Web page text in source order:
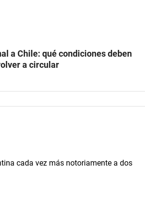
a Chile: qué condiciones deben
a circular